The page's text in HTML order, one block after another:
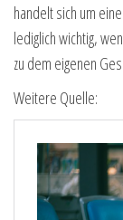
handelt sich um
lediglich wichtig,
zu dem eigenen
Weitere Quelle: